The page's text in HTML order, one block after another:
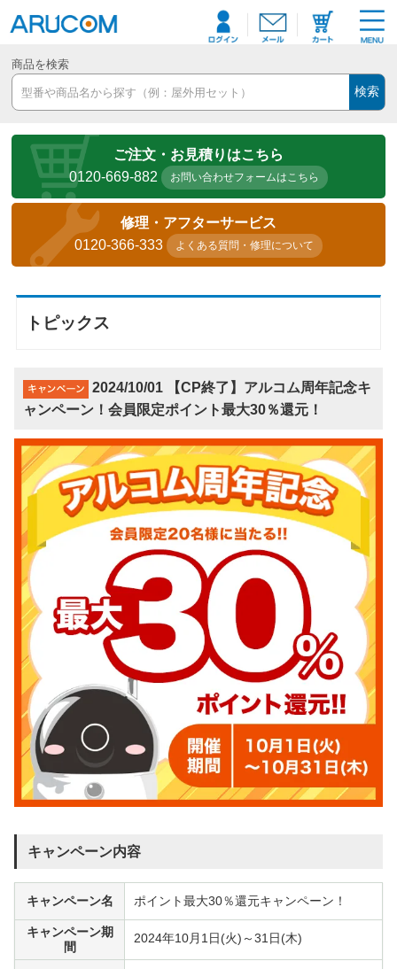
商品を検索
検索
ご注文・お見積りはこちら
0120-669-882
お問い合わせフォームはこちら
修理・アフターサービス
0120-366-333
よくある質問・修理について
トピックス
2024/10/01 【CP終了】アルコム周年記念キ
ャンペーン！会員限定ポイント最大30％還元！
キャンペーン内容
キャンペーン名 ポイント最大30％還元キャンペーン！
キャンペーン期
間
2024年10月1日(火)～31日(木)